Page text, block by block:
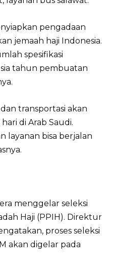
pengadaan
jemaah haji Indonesia.
spesifikasi
tahun pembuatan
transportasi akan
di Arab Saudi.
layanan bisa berjalan
menggelar seleksi
Haji (PPIH). Direktur
proses seleksi
akan digelar pada